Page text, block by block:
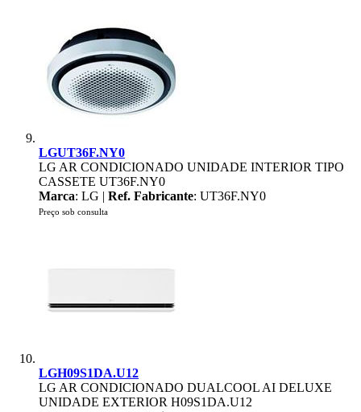
LGUT36F.NY0
LG AR CONDICIONADO UNIDADE INTERIOR TIPO
CASSETE UT36F.NY0
Marca: LG | Ref. Fabricante: UT36F.NY0
Preço sob consulta
LGH09S1DA.U12
LG AR CONDICIONADO DUALCOOL AI DELUXE
UNIDADE EXTERIOR H09S1DA.U12